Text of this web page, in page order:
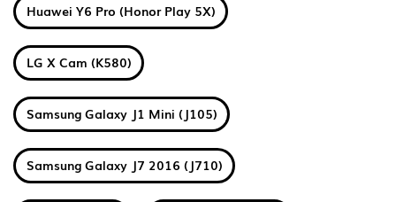
Huawei Y6 Pro (Honor Play 5X)
LG X Cam (K580)
Samsung Galaxy J1 Mini (J105)
Samsung Galaxy J7 2016 (J710)